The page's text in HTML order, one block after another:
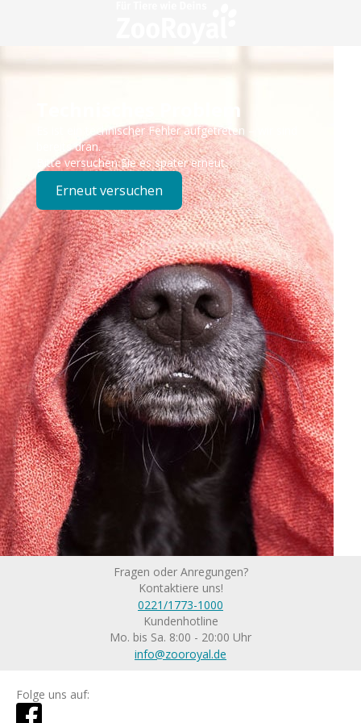
Technisches Problem
Es ist ein technischer Fehler aufgetreten – wir sind
bereits dran.
Bitte versuchen Sie es später erneut.
Erneut versuchen
Fragen oder Anregungen?
Kontaktiere uns!
0221/1773-1000
Kundenhotline
Mo. bis Sa. 8:00 - 20:00 Uhr
info@zooroyal.de
Folge uns auf: